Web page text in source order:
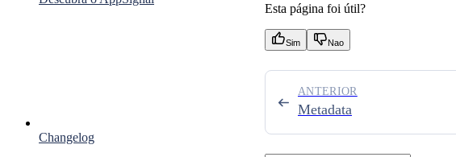
Changelog
Esta página foi útil?
Sim Nao
Metadata
ANTERIOR